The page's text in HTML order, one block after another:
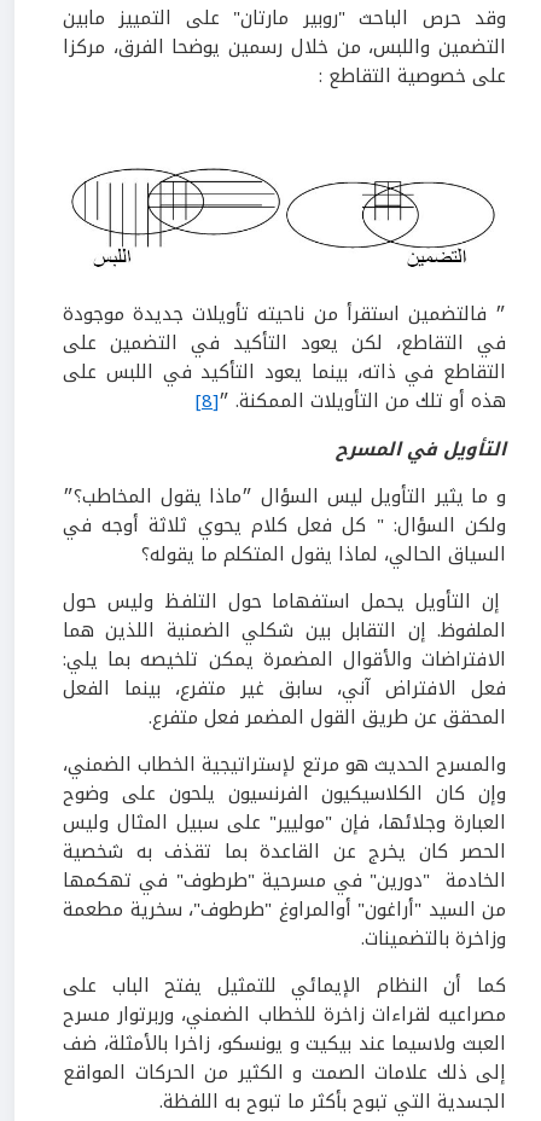
وقد حرص الباحث "روبير مارتان" على التمييز مابين
التضمين واللبس، من خلال رسمين يوضحا الفرق، مركزا
على خصوصية التقاطع :
״ فالتضمين استقرأ من ناحيته تأويلات جديدة موجودة
في التقاطع، لكن يعود التأكيد في التضمين على
التقاطع في ذاته، بينما يعود التأكيد في اللبس على
هذه أو تلك من التأويلات الممكنة. ״[8]
التأويل في المسرح
و ما يثير التأويل ليس السؤال ״ماذا يقول المخاطب؟״
ولكن السؤال: " كل فعل كلام يحوي ثلاثة أوجه في
السياق الحالي، لماذا يقول المتكلم ما يقوله؟
إن التأويل يحمل استفهاما حول التلفظ وليس حول
الملفوظ. إن التقابل بين شكلي الضمنية اللذين هما
الافتراضات والأقوال المضمرة يمكن تلخيصه بما يلي:
فعل الافتراض آني، سابق غير متفرع، بينما الفعل
المحقق عن طريق القول المضمر فعل متفرع.
والمسرح الحديث هو مرتع لإستراتيجية الخطاب الضمني،
وإن كان الكلاسيكيون الفرنسيون يلحون على وضوح
العبارة وجلائها، فإن "موليير" على سبيل المثال وليس
الحصر كان يخرج عن القاعدة بما تقذف به شخصية
الخادمة "دورين" في مسرحية "طرطوف" في تهكمها
من السيد "أراغون" أوالمراوغ "طرطوف"، سخرية مطعمة
وزاخرة بالتضمينات.
كما أن النظام الإيمائي للتمثيل يفتح الباب على
مصراعيه لقراءات زاخرة للخطاب الضمني، وربرتوار مسرح
العبث ولاسيما عند بيكيت و يونسكو، زاخرا بالأمثلة، ضف
إلى ذلك علامات الصمت و الكثير من الحركات المواقع
الجسدية التي تبوح بأكثر ما تبوح به اللفظة.